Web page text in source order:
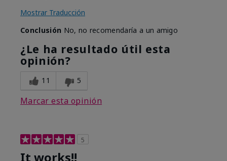
Mostrar Traducción
Conclusión No, no recomendaría a un amigo
¿Le ha resultado útil esta
opinión?
11 5
Marcar esta opinión
5
It works!!